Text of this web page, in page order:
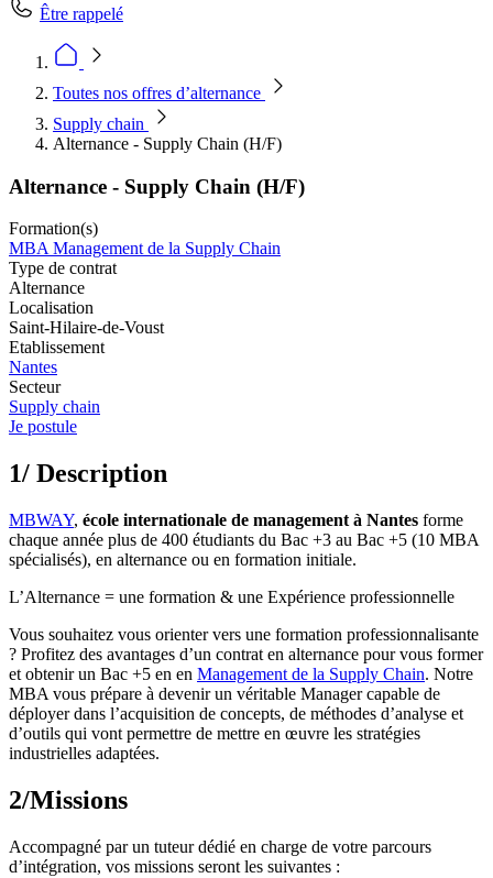
Être rappelé
Toutes nos offres d’alternance
Supply chain
Alternance - Supply Chain (H/F)
Alternance - Supply Chain (H/F)
Formation(s)
MBA Management de la Supply Chain
Type de contrat
Alternance
Localisation
Saint-Hilaire-de-Voust
Etablissement
Nantes
Secteur
Supply chain
Je postule
1/ Description
MBWAY, école internationale de management à Nantes forme
chaque année plus de 400 étudiants du Bac +3 au Bac +5 (10 MBA
spécialisés), en alternance ou en formation initiale.
L’Alternance = une formation & une Expérience professionnelle
Vous souhaitez vous orienter vers une formation professionnalisante
? Profitez des avantages d’un contrat en alternance pour vous former
et obtenir un Bac +5 en en Management de la Supply Chain. Notre
MBA vous prépare à devenir un véritable Manager capable de
déployer dans l’acquisition de concepts, de méthodes d’analyse et
d’outils qui vont permettre de mettre en œuvre les stratégies
industrielles adaptées.
2/Missions
Accompagné par un tuteur dédié en charge de votre parcours
d’intégration, vos missions seront les suivantes :